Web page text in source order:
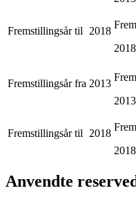
Fremstillingsår til 2018
2018
Fremstillingsår fra 2013
2013
Fremstillingsår til 2018
2018
Anvendte